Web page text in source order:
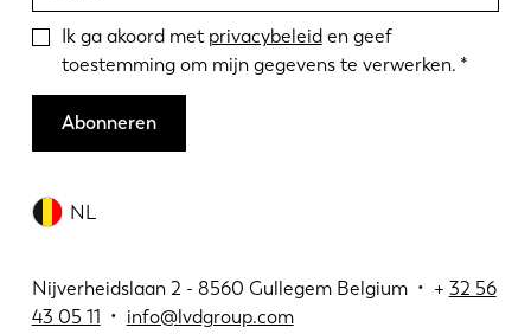
NL
Nijverheidslaan 2 - 8560 Gullegem Belgium • + 32 56
43 05 11 • info@lvdgroup.com
Ik ga akoord met privacybeleiden geef
toestemming om mijn gegevens te verwerken.
Abonneren